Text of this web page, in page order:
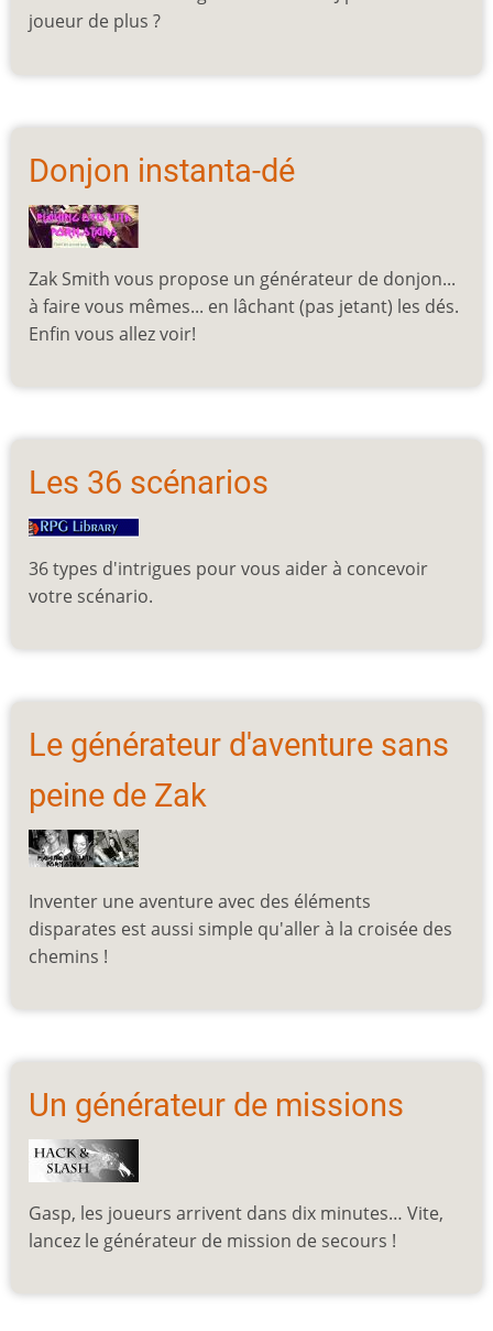
joueur de plus ?
Donjon instanta-dé
Zak Smith vous propose un générateur de donjon...
à faire vous mêmes... en lâchant (pas jetant) les dés.
Enfin vous allez voir!
Les 36 scénarios
36 types d'intrigues pour vous aider à concevoir
votre scénario.
Le générateur d'aventure sans
peine de Zak
Inventer une aventure avec des éléments
disparates est aussi simple qu'aller à la croisée des
chemins !
Un générateur de missions
Gasp, les joueurs arrivent dans dix minutes… Vite,
lancez le générateur de mission de secours !